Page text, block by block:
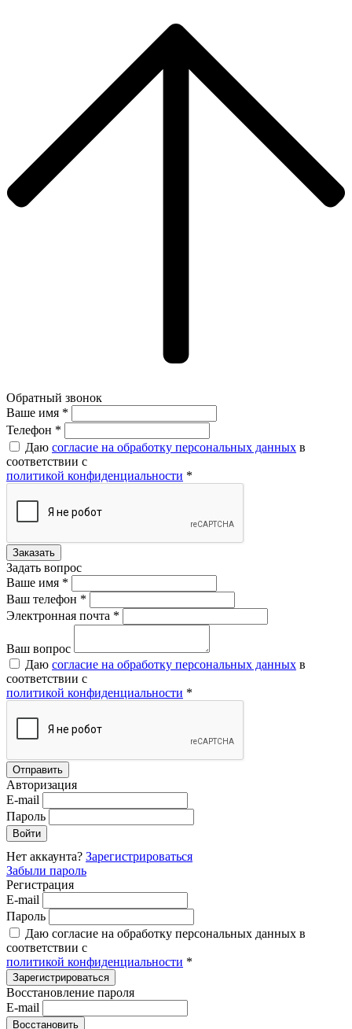
Обратный звонок
Ваше имя *
Ваше имя *
Телефон *
Даю согласие на обработку персональных данных в
соответствии с
политикой конфиденциальности *
Задать вопрос
Ваше имя *
Ваш телефон *
Электронная почта *
Ваш вопрос
Даю согласие на обработку персональных данных в
соответствии с
политикой конфиденциальности *
Авторизация
E-mail
Пароль
Нет аккаунта? Зарегистрироваться
Забыли пароль
Регистрация
E-mail
Пароль
Даю согласие на обработку персональных данных в
соответствии с
политикой конфиденциальности *
Восстановление пароля
E-mail